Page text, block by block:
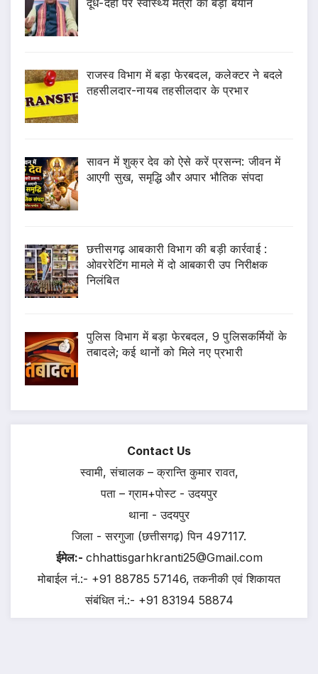
राजस्व विभाग में बड़ा फेरबदल, कलेक्टर ने बदले
तहसीलदार-नायब तहसीलदार के प्रभार
सावन में शुक्र देव को ऐसे करें प्रसन्न: जीवन में
आएगी सुख, समृद्धि और अपार भौतिक संपदा
छत्तीसगढ़ आबकारी विभाग की बड़ी कार्रवाई :
ओवररेटिंग मामले में दो आबकारी उप निरीक्षक
निलंबित
पुलिस विभाग में बड़ा फेरबदल, 9 पुलिसकर्मियों के
तबादले; कई थानों को मिले नए प्रभारी
Contact Us
स्वामी, संचालक – क्रान्ति कुमार रावत,
पता – ग्राम+पोस्ट - उदयपुर
थाना - उदयपुर
जिला - सरगुजा (छत्तीसगढ़) पिन 497117.
ईमेल:- chhattisgarhkranti25@Gmail.com
मोबाईल नं.:- +91 88785 57146, तकनीकी एवं शिकायत
संबंधित नं.:- +91 83194 58874